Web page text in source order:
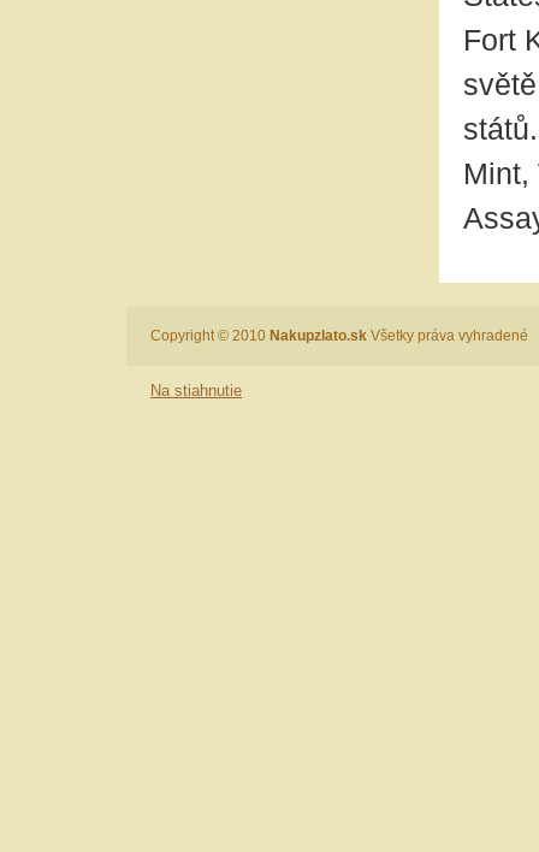
Fort
Mint,
Copyright © 2010 Nakupzlato.sk Všetky práva vyhradené
Na stiahnutie